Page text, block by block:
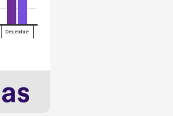
Décembre